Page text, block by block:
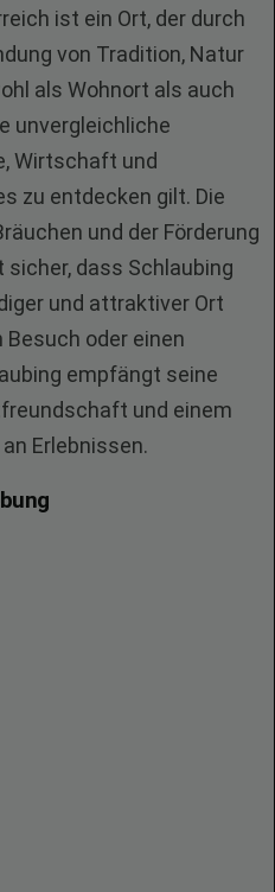
ist ein Ort, der durch
von Tradition, Natur
als Wohnort als auch
unvergleichliche
Wirtschaft und
zu entdecken gilt. Die
und der Förderung
dass Schlaubing
und attraktiver Ort
Besuch oder einen
empfängt seine
und einem
Erlebnissen.